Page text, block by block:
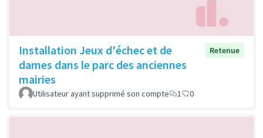
Installation Jeux d'échec et de
dames dans le parc des anciennes
mairies
Retenue
Utilisateur ayant supprimé son compte 1 0